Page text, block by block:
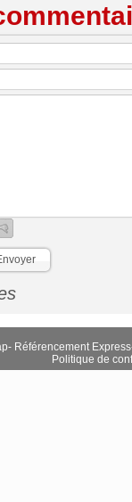
- Référencement Express
Politique de